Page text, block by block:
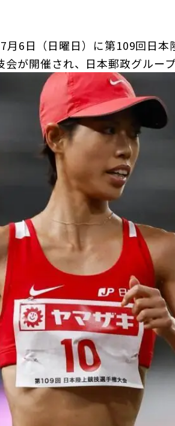
6日（日曜日）に第109回日
が開催され、日本郵政グルー